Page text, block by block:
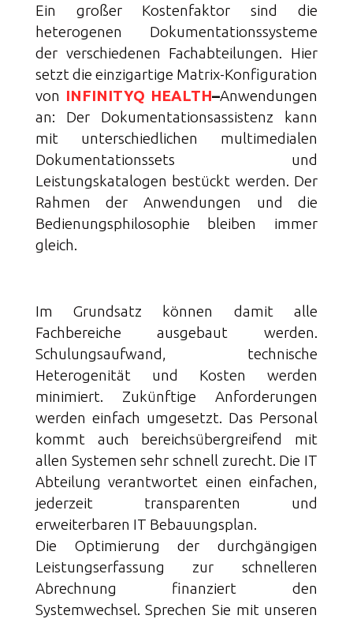
Ein großer Kostenfaktor sind die
heterogenen Dokumentationssysteme
der verschiedenen Fachabteilungen. Hier
setzt die einzigartige Matrix-Konfiguration
von INFINITYQ HEALTH–Anwendungen
an: Der Dokumentationsassistenz kann
mit unterschiedlichen multimedialen
Dokumentationssets und
Leistungskatalogen bestückt werden. Der
Rahmen der Anwendungen und die
Bedienungsphilosophie bleiben immer
gleich.
Im Grundsatz können damit alle
Fachbereiche ausgebaut werden.
Schulungsaufwand, technische
Heterogenität und Kosten werden
minimiert. Zukünftige Anforderungen
werden einfach umgesetzt. Das Personal
kommt auch bereichsübergreifend mit
allen Systemen sehr schnell zurecht. Die IT
Abteilung verantwortet einen einfachen,
jederzeit transparenten und
erweiterbaren IT Bebauungsplan.
Die Optimierung der durchgängigen
Leistungserfassung zur schnelleren
Abrechnung finanziert den
Systemwechsel. Sprechen Sie mit unseren